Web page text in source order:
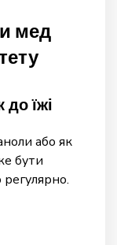
мед
їжі
або як
бути